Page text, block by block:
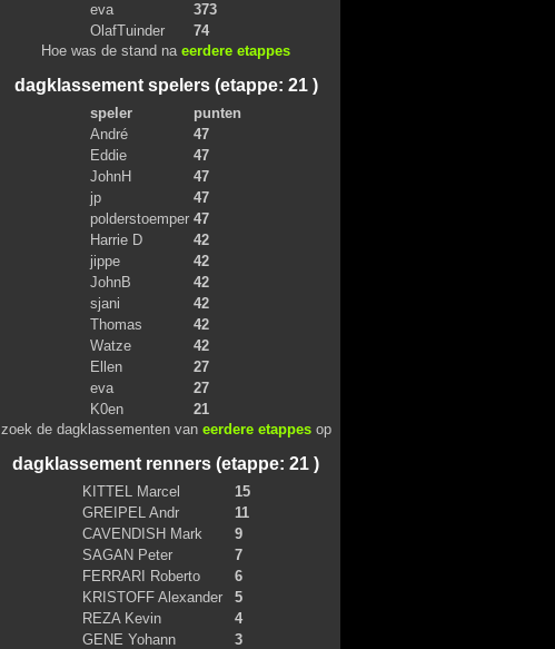
eva
373
OlafTuinder
74
Hoe was de stand na eerdere etappes
dagklassement spelers (etappe: 21 )
speler
punten
André
47
Eddie
47
JohnH
47
jp
47
polderstoemper 47
Harrie D
42
jippe
42
JohnB
42
sjani
42
Thomas
42
Watze
42
Ellen
27
eva
27
K0en
21
zoek de dagklassementen van eerdere etappesop
dagklassement renners (etappe: 21 )
KITTEL Marcel
15
GREIPEL Andr
11
CAVENDISH Mark
9
SAGAN Peter
7
FERRARI Roberto
6
KRISTOFF Alexander
5
REZA Kevin
4
GENE Yohann
3